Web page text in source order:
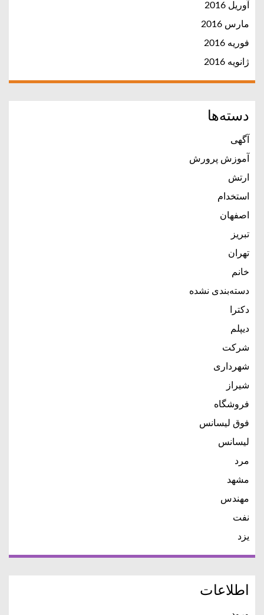
آوریل 2016
مارس 2016
فوریه 2016
ژانویه 2016
دسته‌ها
آگهی
آموزش پرورش
ارتش
استخدام
اصفهان
تبریز
تهران
خانم
دسته‌بندی نشده
دکترا
دیپلم
شرکت
شهرداری
شیراز
فروشگاه
فوق لیسانس
لیسانس
مرد
مشهد
مهندس
نفت
یزد
اطلاعات